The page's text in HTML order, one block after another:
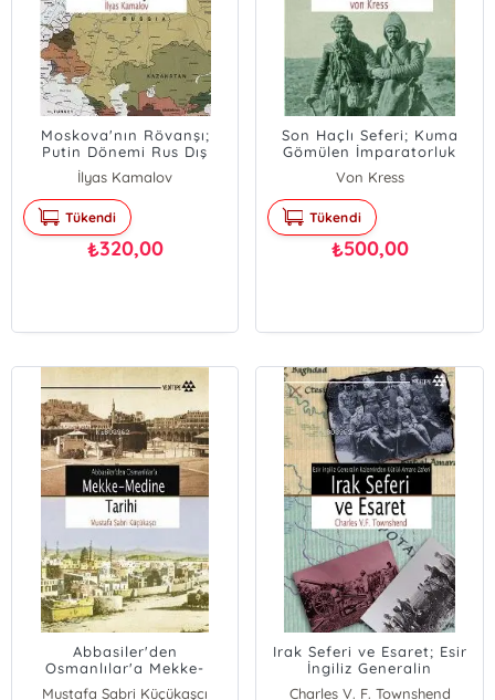
Moskova'nın Rövanşı;
Putin Dönemi Rus Dış
Politikası
İlyas Kamalov
Tükendi
₺320,00
Son Haçlı Seferi; Kuma
Gömülen İmparatorluk
Von Kress
Tükendi
₺500,00
Abbasiler'den
Osmanlılar'a Mekke-
Medine Tarihi
Mustafa Sabri Küçükaşcı
Irak Seferi ve Esaret; Esir
İngiliz Generalin
Kaleminden Kûtü'l-amare
Charles V. F. Townshend